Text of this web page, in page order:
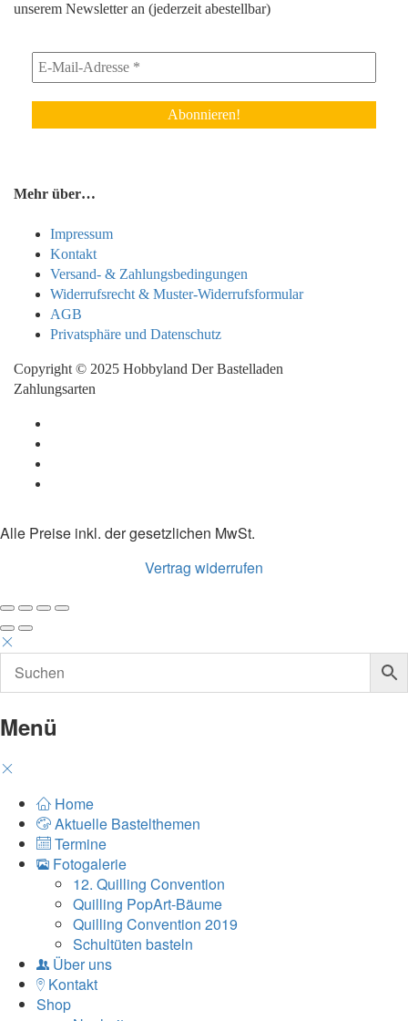
unserem Newsletter an (jederzeit abestellbar)
Mehr über…
Impressum
Kontakt
Versand- & Zahlungsbedingungen
Widerrufsrecht & Muster-Widerrufsformular
AGB
Privatsphäre und Datenschutz
Copyright © 2025 Hobbyland Der Bastelladen
Zahlungsarten
Alle Preise inkl. der gesetzlichen MwSt.
Vertrag widerrufen
Menü
Home
Aktuelle Bastelthemen
Termine
Fotogalerie
12. Quilling Convention
Quilling PopArt-Bäume
Quilling Convention 2019
Schultüten basteln
Über uns
Kontakt
Shop